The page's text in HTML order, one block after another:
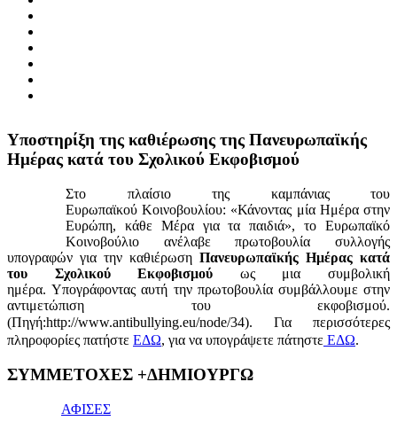
Yποστηρίξη της καθιέρωσης της Πανευρωπαϊκής
Ημέρας κατά του Σχολικού Εκφοβισμού
Στο πλαίσιο της καμπάνιας του
Ευρωπαϊκού Κοινοβουλίου: «Κάνοντας μία Ημέρα στην
Ευρώπη, κάθε Μέρα για τα παιδιά», το Ευρωπαϊκό
Κοινοβούλιο ανέλαβε πρωτοβουλία συλλογής
υπογραφών για την καθιέρωση Πανευρωπαϊκής Ημέρας κατά
του Σχολικού Εκφοβισμού ως μια συμβολική
ημέρα. Υπογράφοντας αυτή την πρωτοβουλία συμβάλλουμε στην
αντιμετώπιση του εκφοβισμού.
(Πηγή:http://www.antibullying.eu/node/34). Για περισσότερες
πληροφορίες πατήστε ΕΔΩ, για να υπογράψετε πάτηστε ΕΔΩ.
1x
ΣΥΜΜΕΤΟΧΕΣ +ΔΗΜΙΟΥΡΓΩ
ΑΦΙΣΕΣ